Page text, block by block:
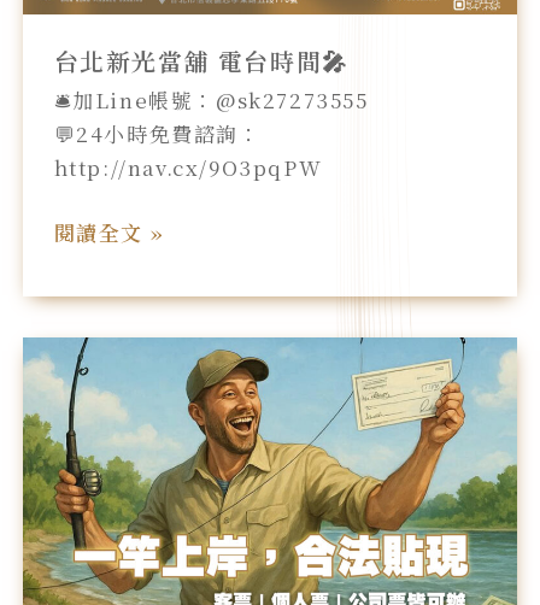
台北新光當舖 電台時間🎤
🛎️加Line帳號：@sk27273555
💬24小時免費諮詢：
http://nav.cx/9O3pqPW
閱讀全文 »
竿
上
岸，
合
法
貼
現